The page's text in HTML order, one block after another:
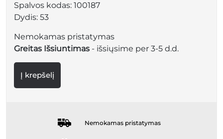
Spalvos kodas: 100187
Dydis: 53
Nemokamas pristatymas
Greitas Išsiuntimas - išsiųsime per 3-5 d.d.
Į krepšelį
Nemokamas pristatymas